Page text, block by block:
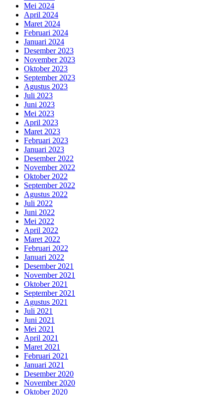
Mei 2024
April 2024
Maret 2024
Februari 2024
Januari 2024
Desember 2023
November 2023
Oktober 2023
September 2023
Agustus 2023
Juli 2023
Juni 2023
Mei 2023
April 2023
Maret 2023
Februari 2023
Januari 2023
Desember 2022
November 2022
Oktober 2022
September 2022
Agustus 2022
Juli 2022
Juni 2022
Mei 2022
April 2022
Maret 2022
Februari 2022
Januari 2022
Desember 2021
November 2021
Oktober 2021
September 2021
Agustus 2021
Juli 2021
Juni 2021
Mei 2021
April 2021
Maret 2021
Februari 2021
Januari 2021
Desember 2020
November 2020
Oktober 2020